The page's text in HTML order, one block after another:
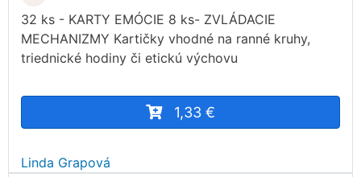
32 ks - KARTY EMÓCIE 8 ks- ZVLÁDACIE
MECHANIZMY Kartičky vhodné na ranné kruhy,
triednické hodiny či etickú výchovu
1,33 €
Linda Grapová